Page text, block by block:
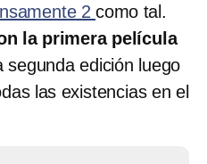
2como tal.
la primera película
segunda edición luego
las existencias en el